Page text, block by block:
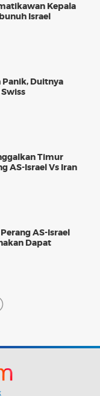
Kepala
Israel
Duitnya
Timur
AS-Israel Vs Iran
AS-Israel
Dapat